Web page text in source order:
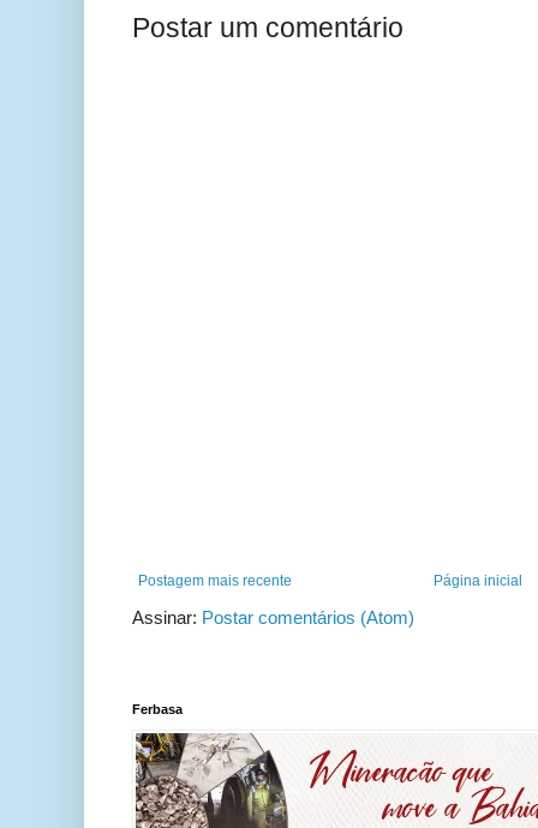
Postar um comentário
Postagem mais recente Página inicial
Assinar: Postar comentários (Atom)
Ferbasa